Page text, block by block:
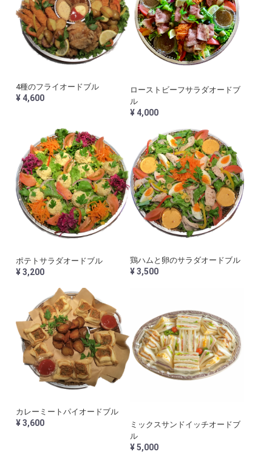
4種のフライオードブル
¥ 4,600
ローストビーフサラダオードブ
ル
¥ 4,000
ポテトサラダオードブル
¥ 3,200
鶏ハムと卵のサラダオードブル
¥ 3,500
カレーミートパイオードブル
¥ 3,600
ミックスサンドイッチオードブ
ル
¥ 5,000